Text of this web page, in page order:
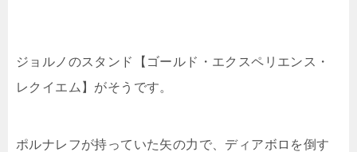
ジョルノのスタンド【ゴールド・エクスペリエンス・
レクイエム】がそうです。
ポルナレフが持っていた矢の力で、ディアボロを倒す